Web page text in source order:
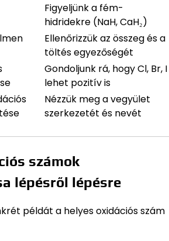
Figyeljünk a fém-
hidridekre (NaH, CaH₂)
Ellenőrizzük az összeg és a
töltés egyezőségét
Gondoljunk rá, hogy Cl, Br, I
lehet pozitív is
Nézzük meg a vegyület
szerkezetét és nevét
számok
lépésről lépésre
példát a helyes oxidációs szám